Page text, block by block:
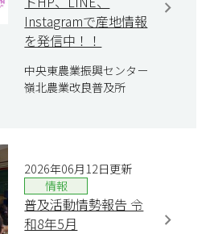
Instagramで産地情報
を発信中！！
中央東農業振興センター
嶺北農業改良普及所
2026年06月12日更新
情報
普及活動情勢報告 令
和8年5月